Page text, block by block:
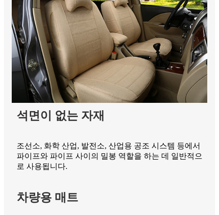
석면이 없는 자재
조선소, 화학 산업, 발전소, 산업용 공조 시스템 등에서
파이프와 파이프 사이의 밀봉 역할을 하는 데 일반적으
로 사용됩니다.
차량용 매트